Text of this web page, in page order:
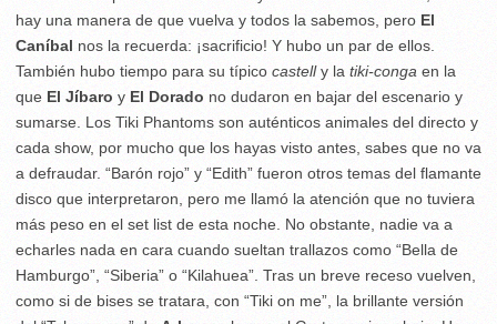
hay una manera de que vuelva y todos la sabemos, pero El
Caníbal nos la recuerda: ¡sacrificio! Y hubo un par de ellos.
También hubo tiempo para su típico castelly la tiki-conga en la
que El Jíbaro y El Dorado no dudaron en bajar del escenario y
sumarse. Los Tiki Phantoms son auténticos animales del directo y
cada show, por mucho que los hayas visto antes, sabes que no va
a defraudar. “Barón rojo” y “Edith” fueron otros temas del flamante
disco que interpretaron, pero me llamó la atención que no tuviera
más peso en el set list de esta noche. No obstante, nadie va a
echarles nada en cara cuando sueltan trallazos como “Bella de
Hamburgo”, “Siberia” o “Kilahuea”. Tras un breve receso vuelven,
como si de bises se tratara, con “Tiki on me”, la brillante versión